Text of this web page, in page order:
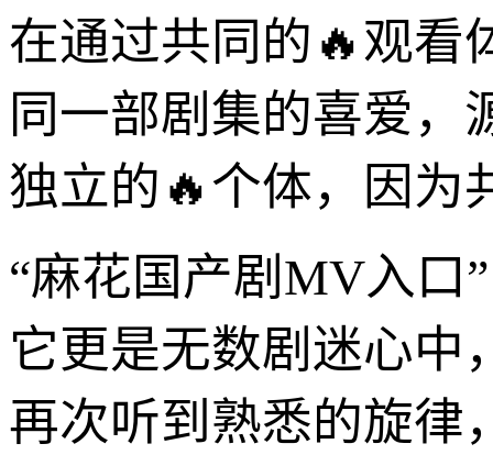
在通过共同的🔥观看
同一部剧集的喜爱
独立的🔥个体，因为
“麻花国产剧MV入口
它更是无数剧迷心中
再次听到熟悉的旋律